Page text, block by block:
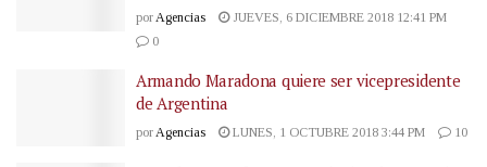
por Agencias
JUEVES, 6 DICIEMBRE 2018 12:41 PM
0
Armando Maradona quiere ser vicepresidente
de Argentina
por Agencias LUNES, 1 OCTUBRE 2018 3:44 PM 10